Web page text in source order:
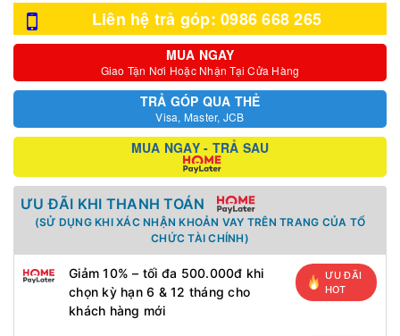
Liên hệ trả góp: 0986 668 265
MUA NGAY
Giao Tận Nơi Hoặc Nhận Tại Cửa Hàng
TRẢ GÓP QUA THẺ
Visa, Master, JCB
MUA NGAY - TRẢ SAU
ƯU ĐÃI KHI THANH TOÁN
(SỬ DỤNG KHI XÁC NHẬN KHOẢN VAY TRÊN TRANG CỦA TỔ
CHỨC TÀI CHÍNH)
Giảm 10% – tối đa 500.000đ khi
chọn kỳ hạn 6 & 12 tháng cho
khách hàng mới
ƯU ĐÃI
HOT